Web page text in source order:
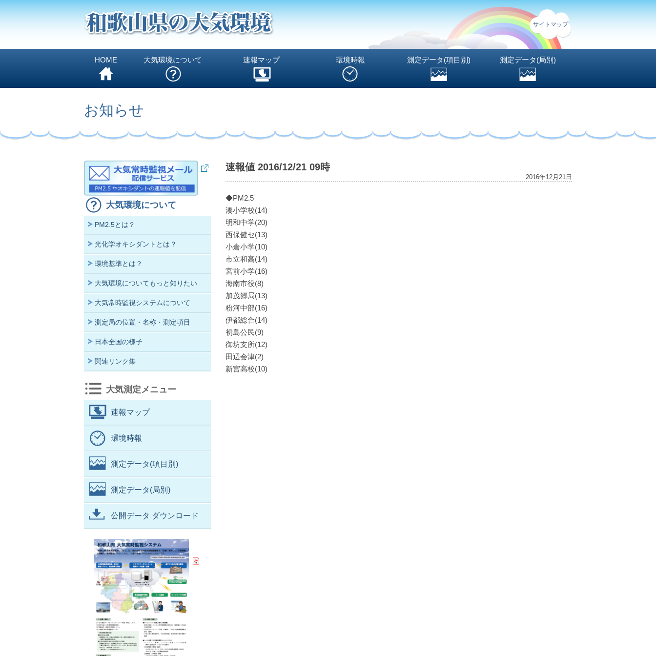
サイトマップ
HOME 大気環境について 速報マップ 環境時報 測定データ(項目別) 測定データ(局別)
お知らせ
速報値 2016/12/21 09時
2016年12月21日
◆PM2.5
湊小学校(14)
明和中学(20)
西保健セ(13)
小倉小学(10)
市立和高(14)
宮前小学(16)
海南市役(8)
加茂郷局(13)
粉河中部(16)
伊都総合(14)
初島公民(9)
御坊支所(12)
田辺会津(2)
新宮高校(10)
大気環境について
PM2.5とは？
光化学オキシダントとは？
環境基準とは？
大気環境についてもっと知りたい
大気常時監視システムについて
測定局の位置・名称・測定項目
日本全国の様子
関連リンク集
大気測定メニュー
速報マップ
環境時報
測定データ(項目別)
測定データ(局別)
公開データ ダウンロード